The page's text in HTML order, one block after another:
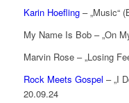
Karin Hoefling– „Music“
My Name Is Bob – „On
Marvin Rose – „Losing
Rock Meets Gospel – „I
20.09.24